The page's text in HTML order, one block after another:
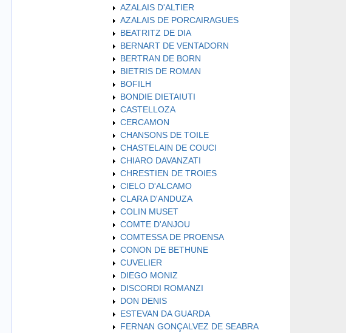
AZALAIS D'ALTIER
AZALAIS DE PORCAIRAGUES
BEATRITZ DE DIA
BERNART DE VENTADORN
BERTRAN DE BORN
BIETRIS DE ROMAN
BOFILH
BONDIE DIETAIUTI
CASTELLOZA
CERCAMON
CHANSONS DE TOILE
CHASTELAIN DE COUCI
CHIARO DAVANZATI
CHRESTIEN DE TROIES
CIELO D'ALCAMO
CLARA D'ANDUZA
COLIN MUSET
COMTE D'ANJOU
COMTESSA DE PROENSA
CONON DE BETHUNE
CUVELIER
DIEGO MONIZ
DISCORDI ROMANZI
DON DENIS
ESTEVAN DA GUARDA
FERNAN GONÇALVEZ DE SEABRA